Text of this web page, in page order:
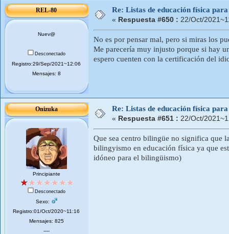
REL-80
Nuev@
Desconectado
Registro:29/Sep/2021~12:06
Mensajes: 8
Re: Listas de educación física
« Respuesta #650 : 22/Oct/
No es por pensar mal, pero si miras los
Me parecería muy injusto porque si hay
espero cuenten con la certificación del
Onizuka
Principiante
Desconectado
Sexo:
Registro:01/Oct/2020~11:16
Mensajes: 825
----
Re: Listas de educación física
« Respuesta #651 : 22/Oct/
Que sea centro bilingüe no significa que
bilingyismo en educación física ya que
idóneo para el bilingüismo)